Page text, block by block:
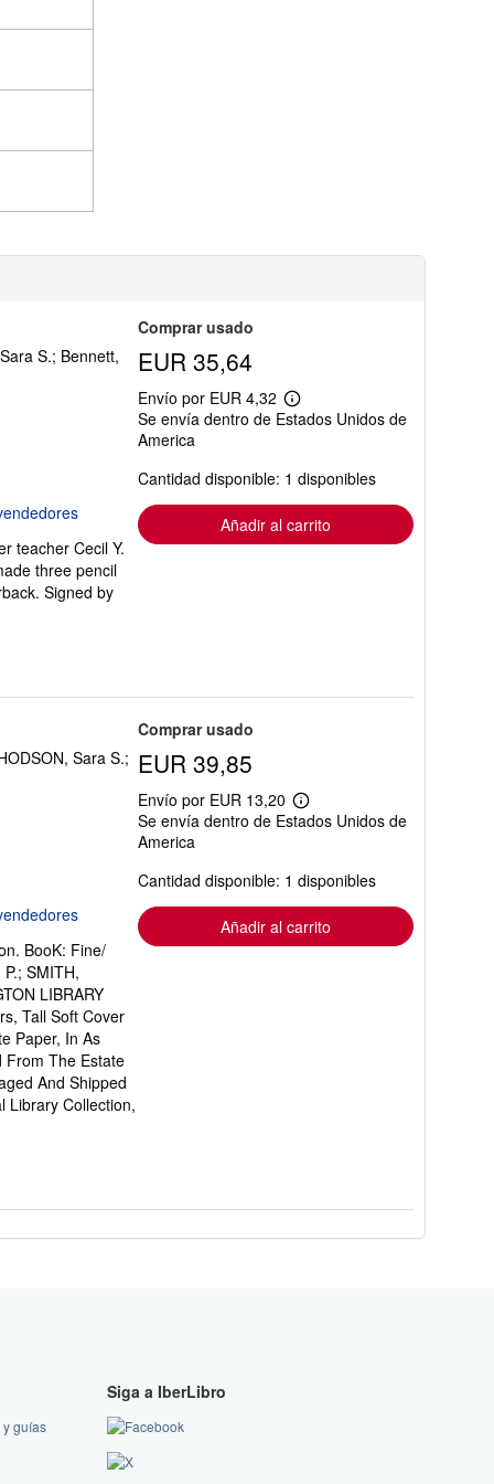
S.; Bennett,
teacher Cecil Y.
three pencil
Signed by
Comprar usado
EUR 35,64
Envío por EUR 4,32
Más
información
tarifas
de
envío
Se envía dentro de Estados Unidos de
America
Cantidad disponible: 1 disponibles
Añadir al carrito
Sara S.;
BooK: Fine/
SMITH,
LIBRARY
Tall Soft Cover
Paper, In As
From The Estate
And Shipped
Library Collection,
Comprar usado
EUR 39,85
Envío por EUR 13,20
Más
información
tarifas
de
envío
Se envía dentro de Estados Unidos de
America
Cantidad disponible: 1 disponibles
Añadir al carrito
y guías
Siga a IberLibro